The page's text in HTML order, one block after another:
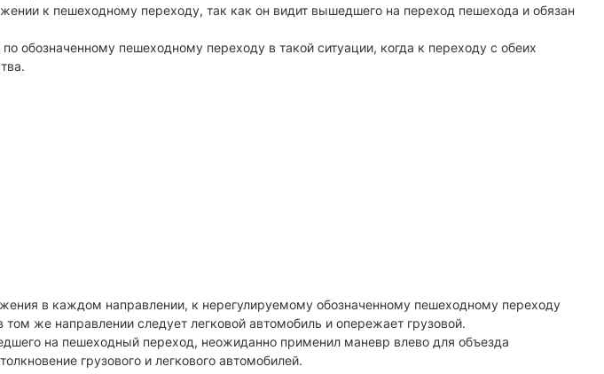
к пешеходному переходу, так как он видит вышедшего на переход пешехода и обязан
пешеходному переходу в такой ситуации, когда к переходу с обеих
в каждом направлении, к нерегулируемому обозначенному пешеходному переходу
же направлении следует легковой автомобиль и опережает грузовой.
на пешеходный переход, неожиданно применил маневр влево для объезда
грузового и легкового автомобилей.